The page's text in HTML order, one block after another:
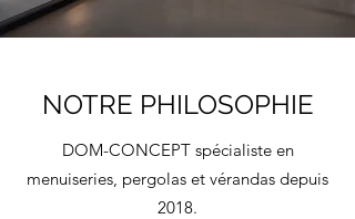
NOTRE PHILOSOPHIE
DOM-CONCEPT spécialiste en
menuiseries, pergolas et vérandas depuis
2018.